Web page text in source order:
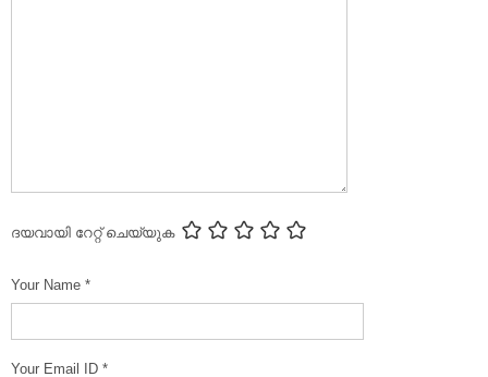
ദയവായി റേറ്റ് ചെയ്യുക
Your Name *
Your Email ID *